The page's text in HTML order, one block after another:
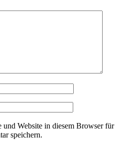
Website in diesem Browser für
speichern.